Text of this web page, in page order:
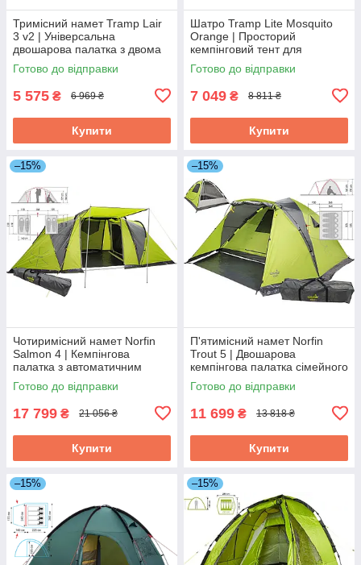
Тримісний намет Tramp Lair
3 v2 | Універсальна
двошарова палатка з двома
тамбурами і двома входами
для туризму та кемпінгу
Готово до відправки
5 575 ₴ 6 969 ₴
Купити
Шатро Tramp Lite Mosquito
Orange | Просторий
кемпінговий тент для
відпочинку на природі,
надійний захист від сонця та
Готово до відправки
7 049 ₴ 8 811 ₴
Купити
–15%
Чотиримісний намет Norfin
Salmon 4 | Кемпінгова
палатка з автоматичним
каркасом, 2 спальні,
просторий та високий тамбур
Готово до відправки
17 799 ₴ 21 056 ₴
Купити
–15%
П'ятимісний намет Norfin
Trout 5 | Двошарова
кемпінгова палатка сімейного
типу з автоматичним
каркасом, один вхід, один
Готово до відправки
11 699 ₴ 13 818 ₴
Купити
–15% –15%